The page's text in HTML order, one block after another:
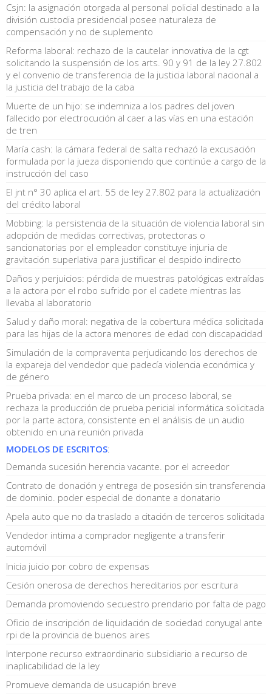
Csjn: la asignación otorgada al personal policial destinado a la
división custodia presidencial posee naturaleza de
compensación y no de suplemento
Reforma laboral: rechazo de la cautelar innovativa de la cgt
solicitando la suspensión de los arts. 90 y 91 de la ley 27.802
y el convenio de transferencia de la justicia laboral nacional a
la justicia del trabajo de la caba
Muerte de un hijo: se indemniza a los padres del joven
fallecido por electrocución al caer a las vías en una estación
de tren
María cash: la cámara federal de salta rechazó la excusación
formulada por la jueza disponiendo que continúe a cargo de la
instrucción del caso
El jnt n° 30 aplica el art. 55 de ley 27.802 para la actualización
del crédito laboral
Mobbing: la persistencia de la situación de violencia laboral sin
adopción de medidas correctivas, protectoras o
sancionatorias por el empleador constituye injuria de
gravitación superlativa para justificar el despido indirecto
Daños y perjuicios: pérdida de muestras patológicas extraídas
a la actora por el robo sufrido por el cadete mientras las
llevaba al laboratorio
Salud y daño moral: negativa de la cobertura médica solicitada
para las hijas de la actora menores de edad con discapacidad
Simulación de la compraventa perjudicando los derechos de
la expareja del vendedor que padecía violencia económica y
de género
Prueba privada: en el marco de un proceso laboral, se
rechaza la producción de prueba pericial informática solicitada
por la parte actora, consistente en el análisis de un audio
obtenido en una reunión privada
MODELOS DE ESCRITOS:
Demanda sucesión herencia vacante. por el acreedor
Contrato de donación y entrega de posesión sin transferencia
de dominio. poder especial de donante a donatario
Apela auto que no da traslado a citación de terceros solicitada
Vendedor intima a comprador negligente a transferir
automóvil
Inicia juicio por cobro de expensas
Cesión onerosa de derechos hereditarios por escritura
Demanda promoviendo secuestro prendario por falta de pago
Oficio de inscripción de liquidación de sociedad conyugal ante
rpi de la provincia de buenos aires
Interpone recurso extraordinario subsidiario a recurso de
inaplicabilidad de la ley
Promueve demanda de usucapión breve